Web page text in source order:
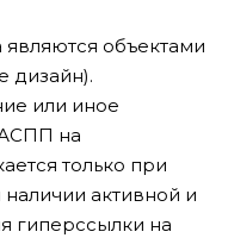
объектами
дизайн).
или иное
на
только при
наличии активной и
гиперссылки на